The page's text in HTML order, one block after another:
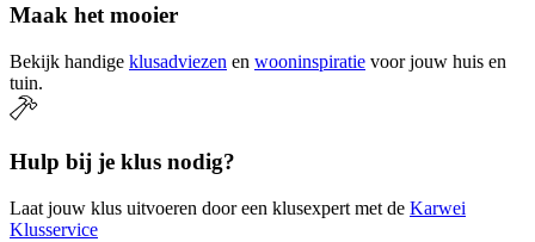
Maak het mooier
Bekijk handige klusadviezen en wooninspiratie voor jouw huis en
tuin.
Hulp bij je klus nodig?
Laat jouw klus uitvoeren door een klusexpert met de Karwei
Klusservice